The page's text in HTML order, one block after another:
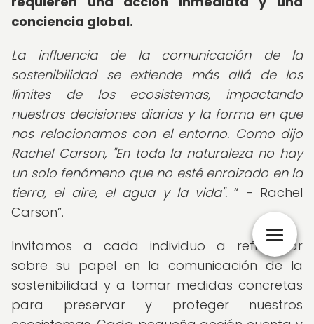
conciencia global.
La influencia de la comunicación de la
sostenibilidad se extiende más allá de los
límites de los ecosistemas, impactando
nuestras decisiones diarias y la forma en que
nos relacionamos con el entorno. Como dijo
Rachel Carson, "En toda la naturaleza no hay
un solo fenómeno que no esté enraizado en la
tierra, el aire, el agua y la vida".
- Rachel
Carson .
Invitamos a cada individuo a reflexionar
sobre su papel en la comunicación de la
sostenibilidad y a tomar medidas concretas
para preservar y proteger nuestros